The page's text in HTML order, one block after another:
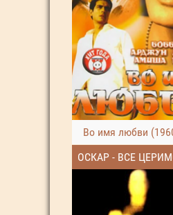
Во имя любви
ОСКАР - ВСЕ